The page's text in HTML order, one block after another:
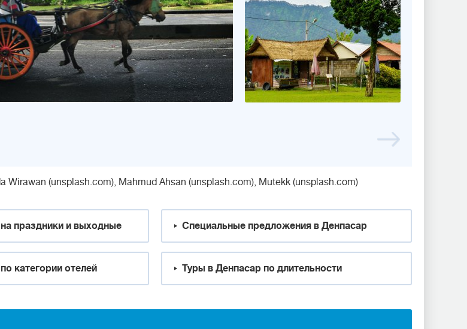
Wirawan (unsplash.com), Mahmud Ahsan (unsplash.com), Mutekk (unsplash.com)
праздники и выходные Специальные предложения в Денпасар
категории отелей Туры в Денпасар по длительности